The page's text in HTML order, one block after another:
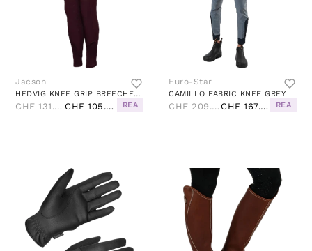
Jacson
HEDVIG KNEE GRIP BREECHES RED
CHF 131.00 CHF 105.00 REA
Euro-Star
CAMILLO FABRIC KNEE GREY
CHF 209.00 CHF 167.00 REA